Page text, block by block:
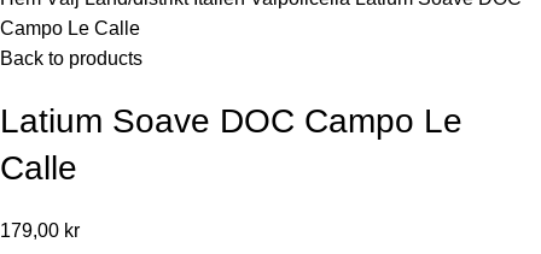
Campo Le Calle
Back to products
Latium Soave DOC Campo Le
Calle
179,00 kr